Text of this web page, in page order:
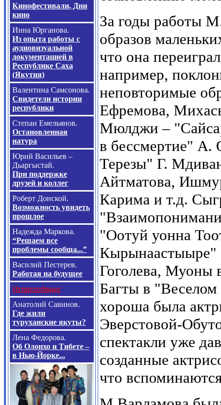
Кинофестивали, Дни
кино
Инна Юрганова.
Из опыта работы с
аудиовизуальной
документацией в
Республике Саха
(Якутия)
Валентина Самсонова.
Свидетели истории
республики
Степан Емельянов.
Остановленная
натура
Юрий Васильев –
Дьаргыстай.
При поддержке
друзей и коллег
Роберт Донской.
Возможность увидеть
прошлое
Надежда Маркова.
“Решаем все
проблемы сообща...”
Василий Пестерев.
Работая на будущее
Непреходящее
Анатолий Савинов.
Где жили
туруханские якуты?
Лена Федорова.
Об Олонхо и Тибете –
в Нью-Йорке...
За годы работы
образов
что она
например,
неповторимые
Ефремова,
Мюлджи –
в бессмертие" А.
Терезы" Г.
Айтматова,
Карима и т.д.
"Оотуй уонна
Кырынаастыыре"
Гоголева, Муоны
Багты в
хороша была
Эверстовой-
спектакли уже
созданные
что